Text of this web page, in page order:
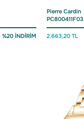
%20 İNDİRİM
Pierre Cardin
PC800411F03
2.663,20 TL